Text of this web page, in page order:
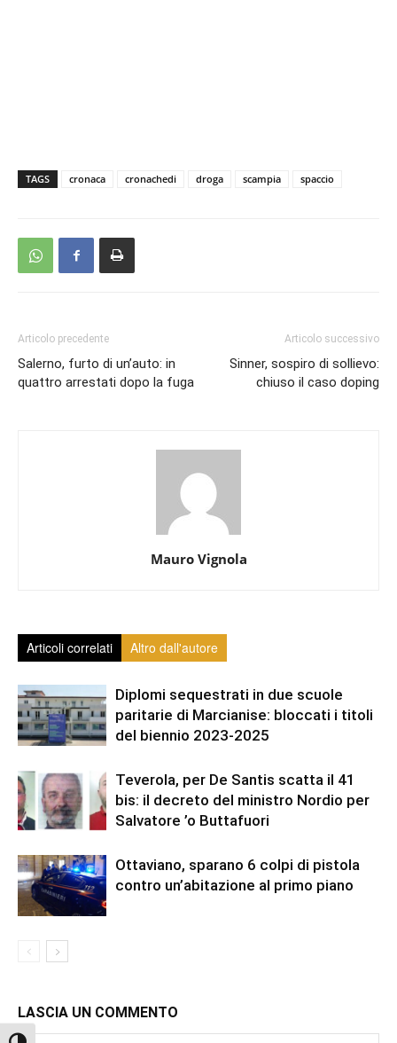
TAGS cronaca cronachedi droga scampia spaccio
Articolo precedente
Salerno, furto di un’auto: in
quattro arrestati dopo la fuga
Articolo successivo
Sinner, sospiro di sollievo:
chiuso il caso doping
Mauro Vignola
Articoli correlati Altro dall'autore
Diplomi sequestrati in due scuole
paritarie di Marcianise: bloccati i titoli
del biennio 2023-2025
Teverola, per De Santis scatta il 41
bis: il decreto del ministro Nordio per
Salvatore ’o Buttafuori
Ottaviano, sparano 6 colpi di pistola
contro un’abitazione al primo piano
LASCIA UN COMMENTO